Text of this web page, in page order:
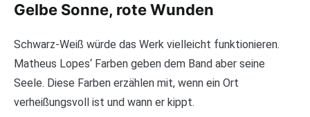
Gelbe Sonne, rote Wunden
Schwarz-Weiß würde das Werk vielleicht funktionieren.
Matheus Lopes‘ Farben geben dem Band aber seine
Seele. Diese Farben erzählen mit, wenn ein Ort
verheißungsvoll ist und wann er kippt.